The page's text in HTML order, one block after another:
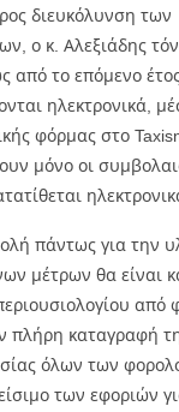
διευκόλυνση των
ο κ. Αλεξιάδης
από το επόμενο
ηλεκτρονικά,
φόρμας στο
μόνο οι
πάντως για την
μέτρων θα είναι
από
πλήρη καταγραφή
όλων των
των εφοριών